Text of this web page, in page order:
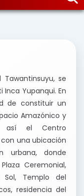
se
Yupanqui. En
de constituir un
Amazónico y
así el Centro
con una ubicación
urbana, donde
Ceremonial,
Sol, Templo del
residencia del